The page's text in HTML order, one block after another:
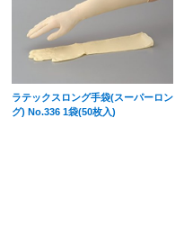
ラテックスロング手袋(スーパーロン
グ) No.336 1袋(50枚入)